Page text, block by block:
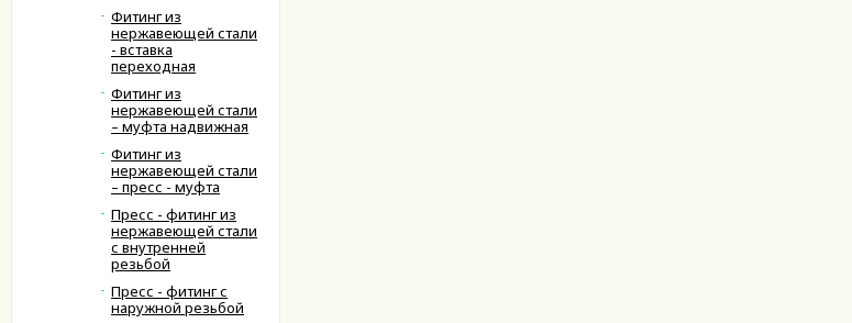
Фитинг из
нержавеющей стали
- вставка
переходная
Фитинг из
нержавеющей стали
– муфта надвижная
Фитинг из
нержавеющей стали
– пресс - муфта
Пресс - фитинг из
нержавеющей стали
с внутренней
резьбой
Пресс - фитинг с
наружной резьбой